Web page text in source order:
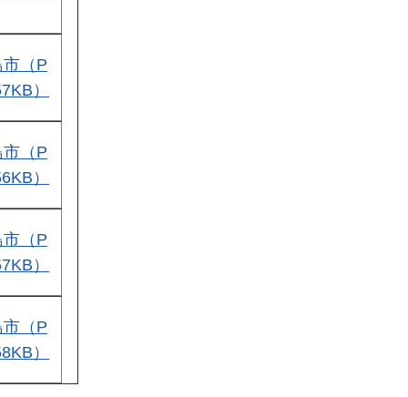
市（P
）
市（P
）
市（P
）
市（P
）